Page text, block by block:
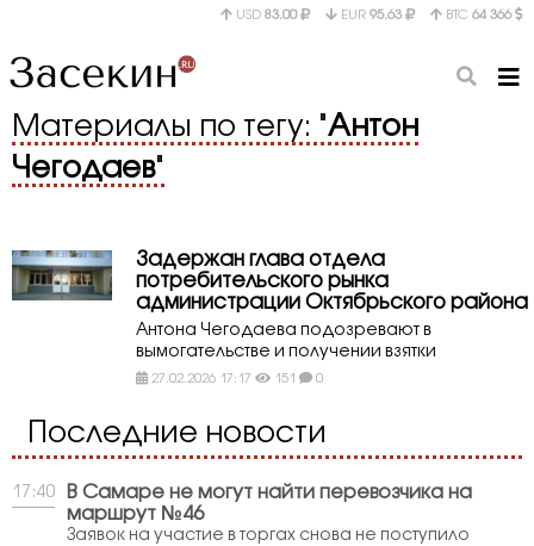
USD 83.00 EUR 95.63 BTC 64 366
Материалы по тегу: "Антон
Чегодаев"
Задержан глава отдела
потребительского рынка
администрации Октябрьского района
Антона Чегодаева подозревают в
вымогательстве и получении взятки
27.02.2026 17:17 151 0
Последние новости
17:40
В Самаре не могут найти перевозчика на
маршрут №46
Заявок на участие в торгах снова не поступило